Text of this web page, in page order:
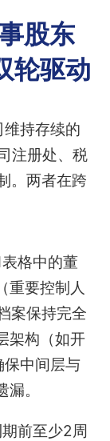
股东
轮驱动
维持存续的
注册处、税
。两者在跨
格中的董
重要控制人
案保持完全
架构（如开
中间层与
。
前至少2周